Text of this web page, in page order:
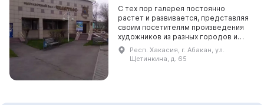
С тех пор галерея постоянно
растет и развивается, представляя
своим посетителям произведения
художников из разных городов и
регионов России. Абаканская
картинная галерея приглашает всех
желающих посет...
Респ. Хакасия, г. Абакан, ул.
Щетинкина, д. 65